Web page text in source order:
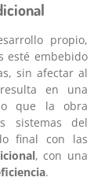
propio,
esté embebido
sin afectar al
en una
que la obra
sistemas del
final con las
, con una
.